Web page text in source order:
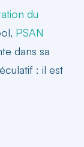
du
PSAN
dans sa
: il est